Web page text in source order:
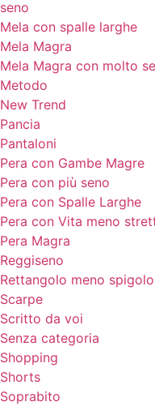
seno
Mela con spalle larghe
Mela Magra
Mela Magra con molto
Metodo
New Trend
Pancia
Pantaloni
Pera con Gambe Magre
Pera con più seno
Pera con Spalle Larghe
Pera con Vita meno
Pera Magra
Reggiseno
Rettangolo meno
Scarpe
Scritto da voi
Senza categoria
Shopping
Shorts
Soprabito